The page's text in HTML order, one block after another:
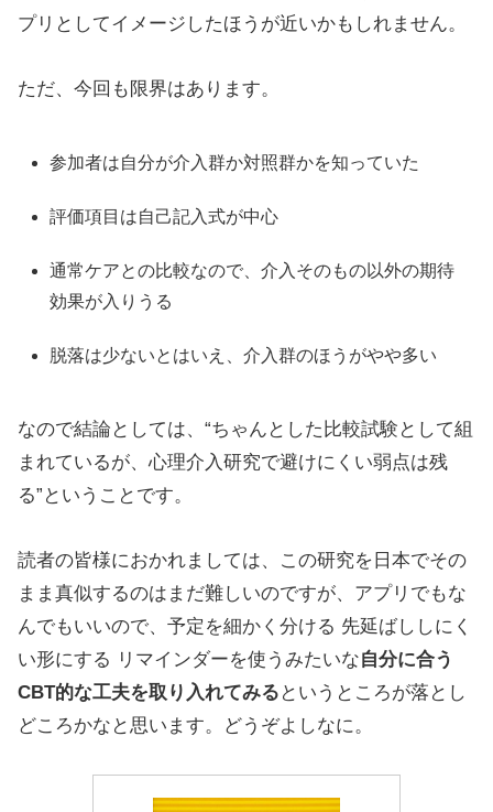
プリとしてイメージしたほうが近いかもしれません。
ただ、今回も限界はあります。
参加者は自分が介入群か対照群かを知っていた
評価項目は自己記入式が中心
通常ケアとの比較なので、介入そのもの以外の期待
効果が入りうる
脱落は少ないとはいえ、介入群のほうがやや多い
なので結論としては、“ちゃんとした比較試験として組
まれているが、心理介入研究で避けにくい弱点は残
る”ということです。
読者の皆様におかれましては、この研究を日本でその
まま真似するのはまだ難しいのですが、アプリでもな
んでもいいので、予定を細かく分ける 先延ばししにく
い形にする リマインダーを使うみたいな自分に合う
CBT的な工夫を取り入れてみる というところが落とし
どころかなと思います。どうぞよしなに。